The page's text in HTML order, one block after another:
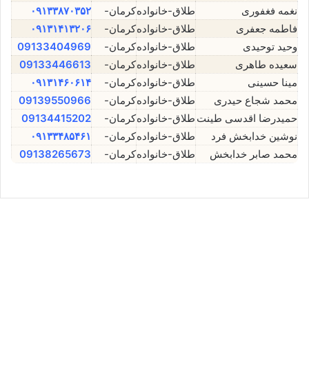
نغمه فغفوری
طلاق-خانوادهکرمان-
۰۹۱۳۳۸۷۰۳۵۲
فاطمه جعفری
طلاق-خانوادهکرمان-
۰۹۱۳۱۴۱۳۲۰۶
وحید توحیدی
طلاق-خانوادهکرمان-
09133404969
سعیده طاهری
طلاق-خانوادهکرمان-
09133446613
مینا حسینی
طلاق-خانوادهکرمان-
۰۹۱۳۱۴۶۰۶۱۴
محمد شجاع حیدری
طلاق-خانوادهکرمان-
09139550966
حمیدرضا اقدسی طینت طلاق-خانوادهکرمان-
09134415202
نوشین خدابخش فرد
طلاق-خانوادهکرمان-
۰۹۱۳۳۴۸۵۴۶۱
محمد صابر خدابخش
طلاق-خانوادهکرمان- 09138265673